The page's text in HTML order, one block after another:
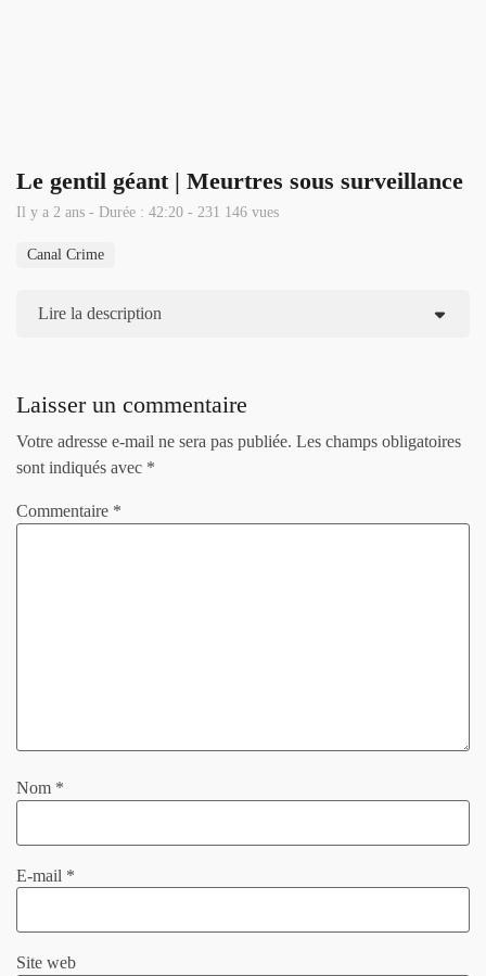
Le gentil géant | Meurtres sous surveillance
Il y a 2 ans - Durée : 42:20 - 231 146 vues
Canal Crime
Lire la description
Laisser un commentaire
Votre adresse e-mail ne sera pas publiée. Les champs obligatoires
sont indiqués avec *
Commentaire *
Nom *
E-mail *
Site web